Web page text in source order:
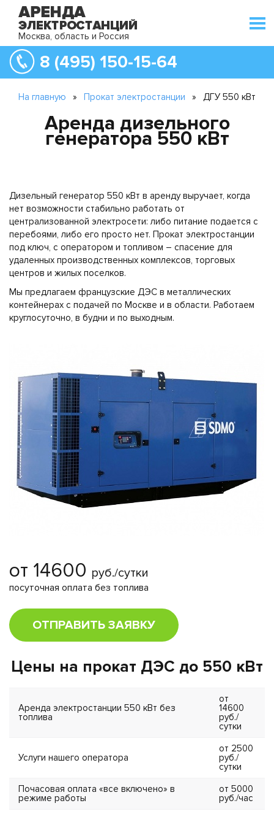
Москва, область и Россия
8 (495) 150-15-64
На главную » Прокат электростанции » ДГУ 550 кВт
Аренда дизельного
генератора 550 кВт
Дизельный генератор 550 кВт в аренду выручает, когда
нет возможности стабильно работать от
централизованной электросети: либо питание подается с
перебоями, либо его просто нет. Прокат электростанции
под ключ, с оператором и топливом – спасение для
удаленных производственных комплексов, торговых
центров и жилых поселков.
Мы предлагаем французские ДЭС в металлических
контейнерах с подачей по Москве и в области. Работаем
круглосуточно, в будни и по выходным.
от 14600 руб./сутки
посуточная оплата без топлива
ОТПРАВИТЬ ЗАЯВКУ
Цены на прокат ДЭС до 550 кВт
Аренда электростанции 550 кВт без
топлива
от
14600
руб./
сутки
Услуги нашего оператора
от 2500
руб./
сутки
Почасовая оплата «все включено» в
режиме работы
от 5000
руб./час